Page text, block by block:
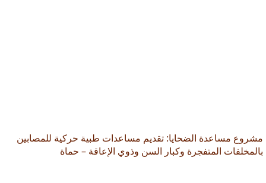
مشروع مساعدة الضحايا: تقديم مساعدات طبية حركية للمصابين
بالمخلفات المتفجرة وكبار السن وذوي الإعاقة – حماة